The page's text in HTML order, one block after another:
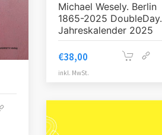
Michael Wesely. Berlin
1865-2025 DoubleDay.
Jahreskalender 2025
€38,00
inkl. MwSt.